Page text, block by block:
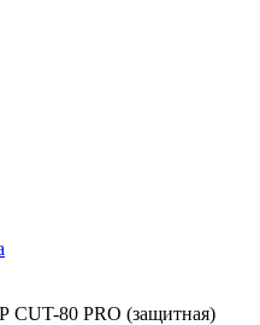
CUT-80 PRO (защитная)